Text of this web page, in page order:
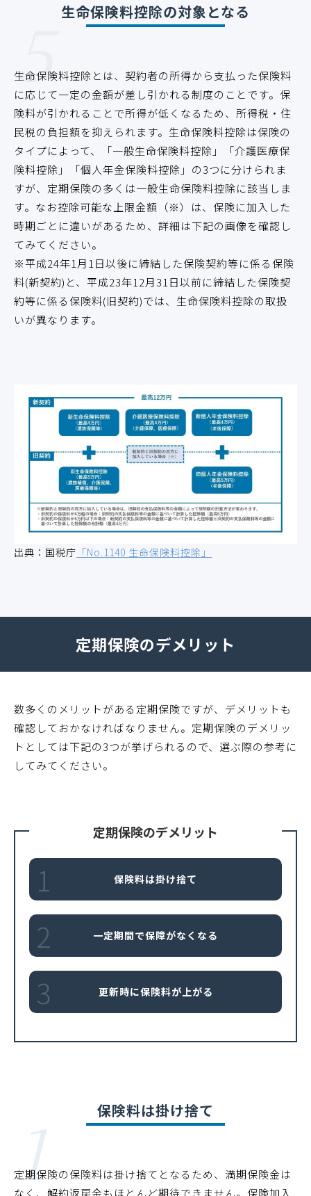
5 生命保険料控除の対象となる
生命保険料控除とは、契約者の所得から支払った保険料
に応じて一定の金額が差し引かれる制度のことです。保
険料が引かれることで所得が低くなるため、所得税・住
民税の負担額を抑えられます。生命保険料控除は保険の
タイプによって、「一般生命保険料控除」「介護医療保
険料控除」「個人年金保険料控除」の3つに分けられま
すが、定期保険の多くは一般生命保険料控除に該当しま
す。なお控除可能な上限金額（※）は、保険に加入した
時期ごとに違いがあるため、詳細は下記の画像を確認し
てみてください。
※平成24年1月1日以後に締結した保険契約等に係る保険
料(新契約)と、平成23年12月31日以前に締結した保険契
約等に係る保険料(旧契約)では、生命保険料控除の取扱
いが異なります。
出典：国税庁 「No.1140 生命保険料控除」
定期保険のデメリット
数多くのメリットがある定期保険ですが、デメリットも
確認しておかなければなりません。定期保険のデメリッ
トとしては下記の3つが挙げられるので、選ぶ際の参考に
してみてください。
定期保険のデメリット
1 保険料は掛け捨て
2 一定期間で保障がなくなる
3 更新時に保険料が上がる
1 保険料は掛け捨て
定期保険の保険料は掛け捨てとなるため、満期保険金は
なく、解約返戻金もほとんど期待できません。保険加入